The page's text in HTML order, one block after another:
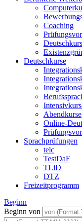
Coaching
Deutschkurse
Abendkurse
Online-
Sprachprüfungen
telc
TestDaF
TLiD
DTZ
Freizeitprogramm
Beginn
Beginn von